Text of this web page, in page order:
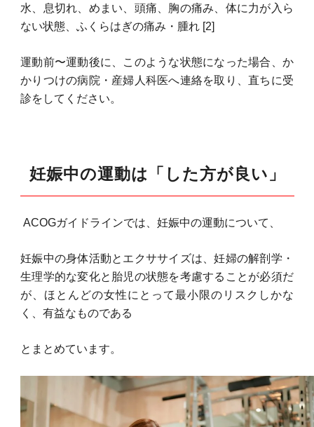
水、息切れ、めまい、頭痛、胸の痛み、体に力が入ら
ない状態、ふくらはぎの痛み・腫れ [2]
運動前〜運動後に、このような状態になった場合、か
かりつけの病院・産婦人科医へ連絡を取り、直ちに受
診をしてください。
妊娠中の運動は「した方が良い」
ACOGガイドラインでは、妊娠中の運動について、
妊娠中の身体活動とエクササイズは、妊婦の解剖学・
生理学的な変化と胎児の状態を考慮することが必須だ
が、ほとんどの女性にとって最小限のリスクしかな
く、有益なものである
とまとめています。